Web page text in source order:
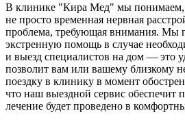
В клинике "Кира Мед" мы
не просто временная нервная
проблема, требующая внимания. Мы
экстренную помощь в случае
и выезд специалистов на дом — это
позволит вам или вашему близкому
поездку в клинику в момент
что наш выездной сервис обеспечит
лечение будет проведено в